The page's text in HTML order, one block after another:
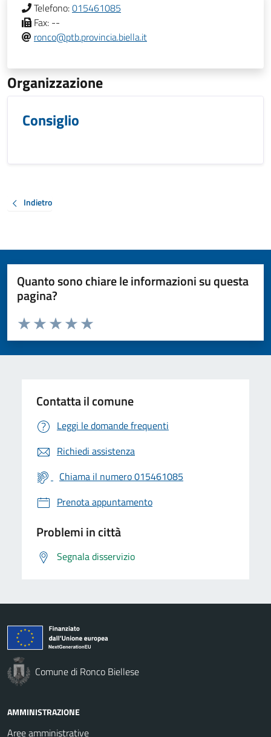
Telefono:015461085
Fax: --
ronco@ptb.provincia.biella.it
Organizzazione
Consiglio
Indietro
Quanto sono chiare le informazioni su questa
pagina?
Valuta da 1 a 5 stelle la pagina
Valuta 5 stelle su 5
Valuta 4 stelle su 5
Valuta 3 stelle su 5
Valuta 2 stelle su 5
Valuta 1 stelle su 5
Contatta il comune
Leggi le domande frequenti
Richiedi assistenza
Chiama il numero 015461085
Prenota appuntamento
Problemi in città
Segnala disservizio
Comune di Ronco Biellese
AMMINISTRAZIONE
Aree amministrative